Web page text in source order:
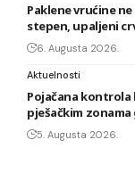
Paklene vrućine
stepen, upaljeni
6. Augusta 2026.
Aktuelnosti
Pojačana
pješačkim
5. Augusta 2026.